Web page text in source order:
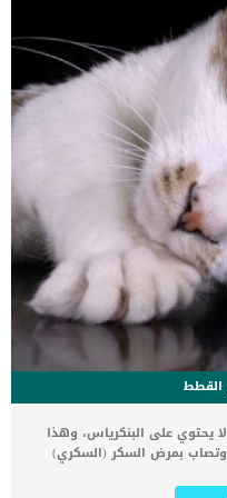
[…]
القطط
على البنكرياس، وهذا
بمرض السكر (السكري)
.. اقرأ أكثر عن مرض السكر في